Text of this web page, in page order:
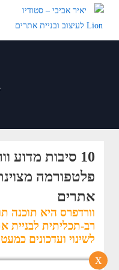
x
10 סיבות מדוע
פלטפורמה
אתרים
וורדפרס היא תוכנה
רב-תכליתית לבניית
לשינוי ועדכונים